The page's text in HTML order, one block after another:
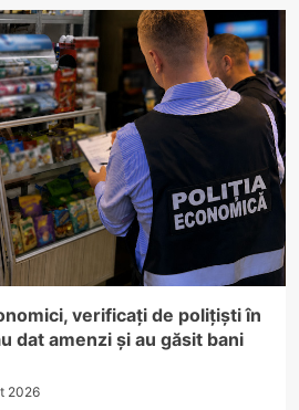
verificați de polițiști în
dat amenzi și au găsit bani
2026